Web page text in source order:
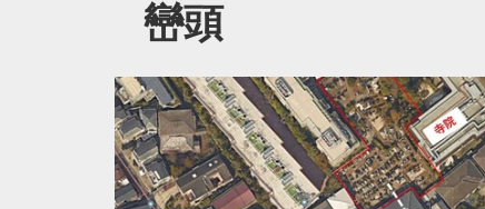
巒頭